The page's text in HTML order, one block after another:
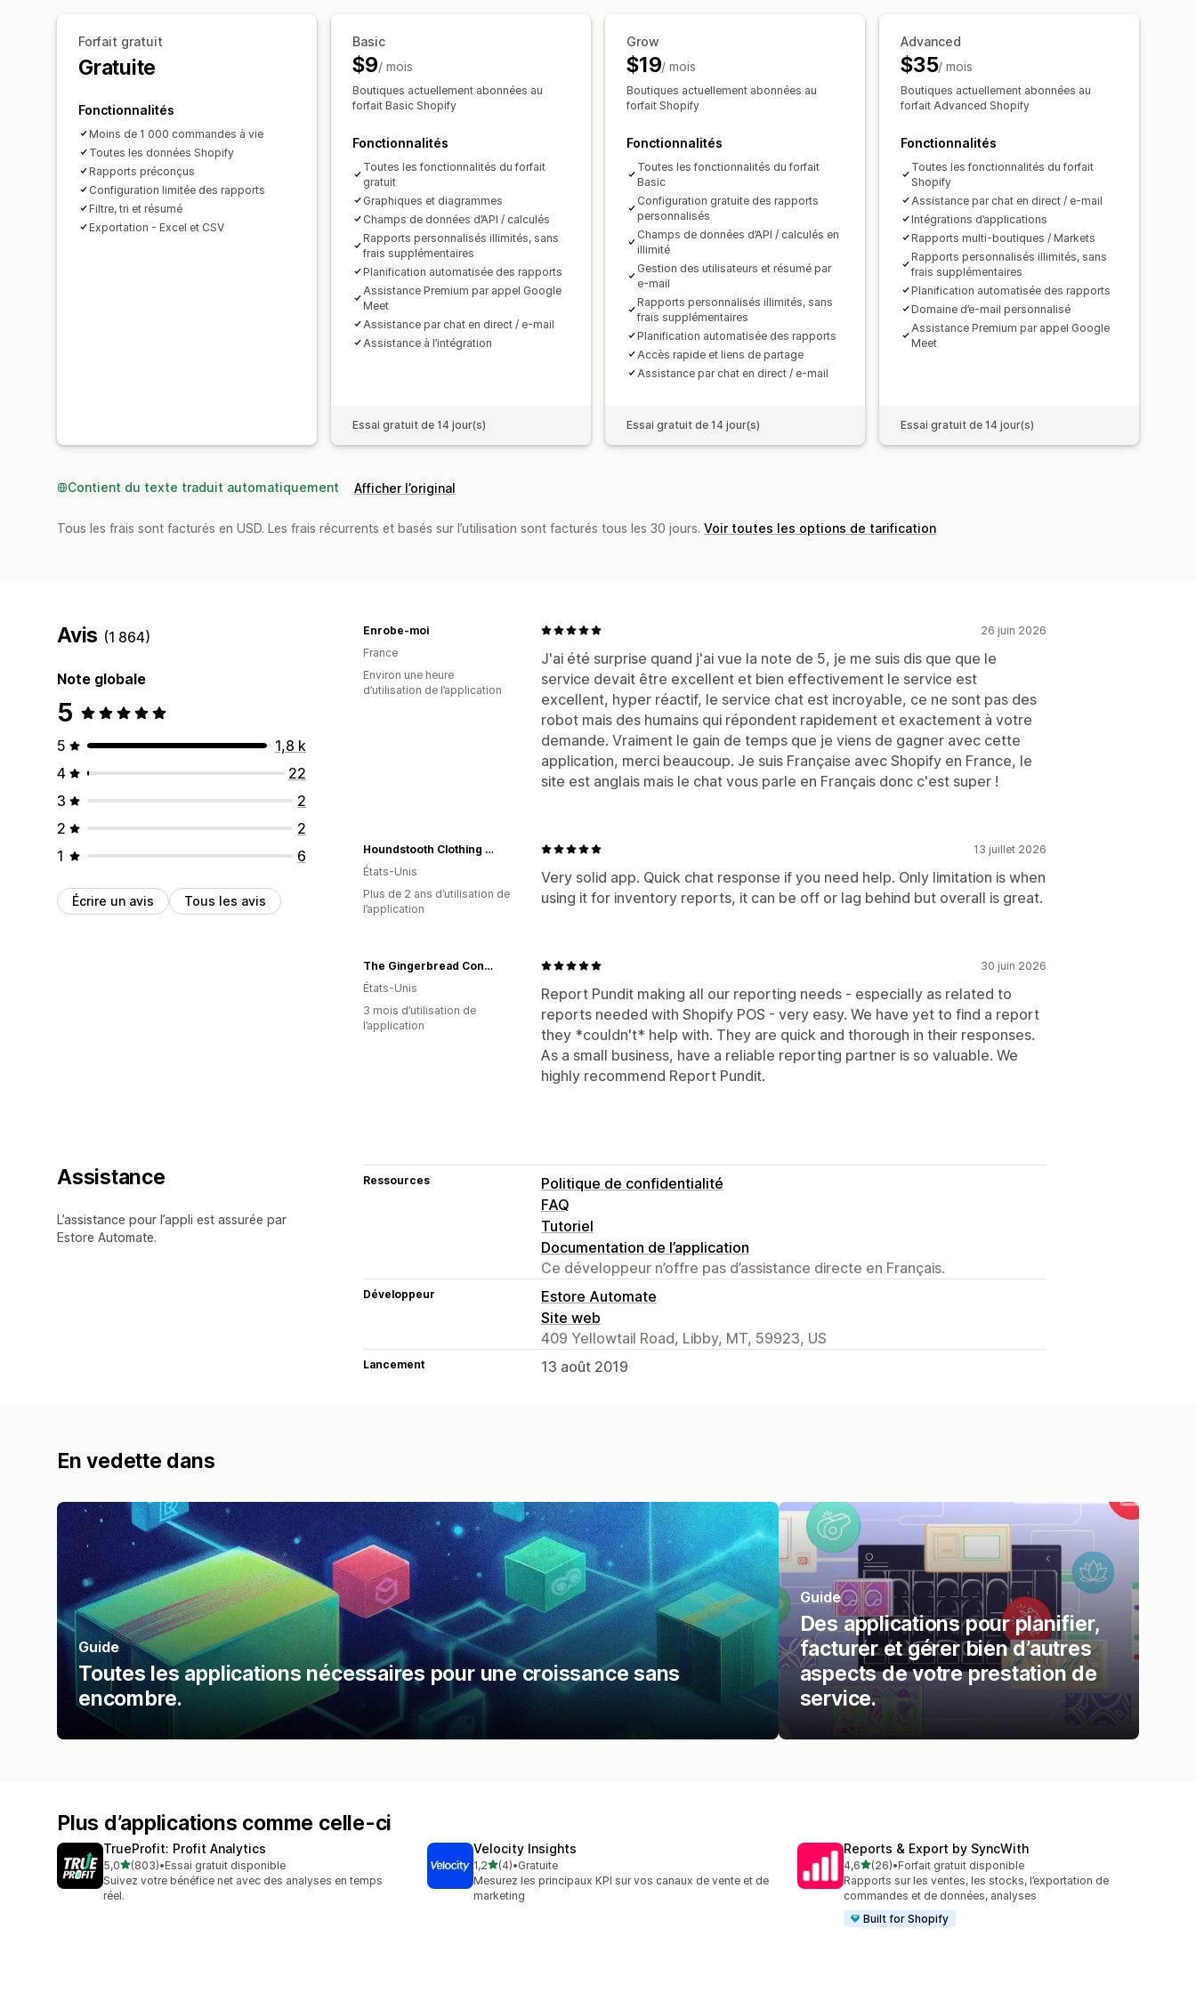
Synchronisation automatique des données
Résumé des ventes quotidiennes
Détails des commandes
Transactions
Clients
Stock et produit
Synchronisation des stocks en temps réel
Tarification
Résolution d’erreurs Importation de l’historique des données
Panier abandonné
Supports visuels et rapports
Tableau de bord des analyses de données
Tableaux de bord personnalisés
Rapports multi-boutiques
Planification des rapports
Conformité au RGPD
Forfait gratuit
Gratuite
Fonctionnalités
Moins de 1 000 commandes à vie
Toutes les données Shopify
Rapports préconçus
Configuration limitée des rapports
Filtre, tri et résumé
Exportation - Excel et CSV
Basic
$9/ mois
Boutiques actuellement abonnées au
forfait Basic Shopify
Fonctionnalités
Toutes les fonctionnalités du forfait
gratuit
Graphiques et diagrammes
Champs de données d’API / calculés
Rapports personnalisés illimités, sans
frais supplémentaires
Planification automatisée des rapports
Assistance Premium par appel Google
Meet
Assistance par chat en direct / e-mail
Assistance à l’intégration
Essai gratuit de 14 jour(s)
Grow
$19/ mois
Boutiques actuellement abonnées au
forfait Shopify
Fonctionnalités
Toutes les fonctionnalités du forfait
Basic
Configuration gratuite des rapports
personnalisés
Champs de données d’API / calculés en
illimité
Gestion des utilisateurs et résumé par
e-mail
Rapports personnalisés illimités, sans
frais supplémentaires
Planification automatisée des rapports
Accès rapide et liens de partage
Assistance par chat en direct / e-mail
Essai gratuit de 14 jour(s)
Advanced
$35/ mois
Boutiques actuellement abonnées au
forfait Advanced Shopify
Fonctionnalités
Toutes les fonctionnalités du forfait
Shopify
Assistance par chat en direct / e-mail
Intégrations d’applications
Rapports multi-boutiques / Markets
Rapports personnalisés illimités, sans
frais supplémentaires
Planification automatisée des rapports
Domaine d’e-mail personnalisé
Assistance Premium par appel Google
Meet
Essai gratuit de 14 jour(s)
Contient du texte traduit automatiquement Afficher l’original
Tous les frais sont facturés en USD. Les frais récurrents et basés sur l’utilisation sont facturés tous les 30 jours. Voir toutes les options de tarification
Avis (1 864)
Note globale
5
5
1,8 k
4
22
3
2
2
2
1
6
Écrire un avis Tous les avis
26 juin 2026
J'ai été surprise quand j'ai vue la note de 5, je me suis dis que que le
service devait être excellent et bien effectivement le service est
excellent, hyper réactif, le service chat est incroyable, ce ne sont pas des
robot mais des humains qui répondent rapidement et exactement à votre
demande. Vraiment le gain de temps que je viens de gagner avec cette
application, merci beaucoup. Je suis Française avec Shopify en France, le
site est anglais mais le chat vous parle en Français donc c'est super !
Enrobe-moi
France
Environ une heure
d’utilisation de l’application
13 juillet 2026
Very solid app. Quick chat response if you need help. Only limitation is when
using it for inventory reports, it can be off or lag behind but overall is great.
Houndstooth Clothing Company
États-Unis
Plus de 2 ans d’utilisation de
l’application
30 juin 2026
Report Pundit making all our reporting needs - especially as related to
reports needed with Shopify POS - very easy. We have yet to find a report
they *couldn't* help with. They are quick and thorough in their responses.
As a small business, have a reliable reporting partner is so valuable. We
highly recommend Report Pundit.
The Gingerbread Construction Co.
États-Unis
3 mois d’utilisation de
l’application
Assistance
L’assistance pour l’appli est assurée par
Estore Automate.
Ressources
Politique de confidentialité
FAQ
Tutoriel
Documentation de l’application
Ce développeur n’offre pas d’assistance directe en Français.
Développeur
Estore Automate
Site web
409 Yellowtail Road, Libby, MT, 59923, US
Lancement 13 août 2019
En vedette dans
Guide
Toutes les applications nécessaires pour une croissance sans
encombre.
Guide
Des applications pour planifier,
facturer et gérer bien d’autres
aspects de votre prestation de
service.
Plus d’applications comme celle-ci
TrueProfit: Profit Analytics
5,0étoile(s) sur 5
(803)
803 avis au total
•Essai gratuit disponible
Suivez votre bénéfice net avec des analyses en temps
réel.
Velocity Insights
1,2étoile(s) sur 5
(4)
4 avis au total
•Gratuite
Mesurez les principaux KPI sur vos canaux de vente et de
marketing
Reports & Export by SyncWith
4,6étoile(s) sur 5
(26)
26 avis au total
•Forfait gratuit disponible
Rapports sur les ventes, les stocks, l’exportation de
commandes et de données, analyses
Built for Shopify